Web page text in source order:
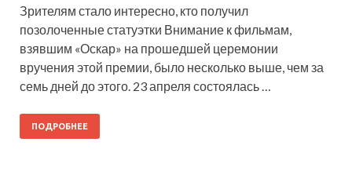
Зрителям стало интересно, кто получил
позолоченные статуэтки Внимание к фильмам,
взявшим «Оскар» на прошедшей церемонии
вручения этой премии, было несколько выше, чем за
семь дней до этого. 23 апреля состоялась …
ПОДРОБНЕЕ